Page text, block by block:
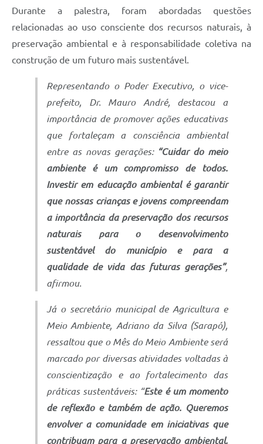
Durante a palestra, foram abordadas questões
relacionadas ao uso consciente dos recursos naturais, à
preservação ambiental e à responsabilidade coletiva na
construção de um futuro mais sustentável.
Representando o Poder Executivo, o vice-
prefeito, Dr. Mauro André, destacou a
importância de promover ações educativas
que fortaleçam a consciência ambiental
entre as novas gerações: “Cuidar do meio
ambiente é um compromisso de todos.
Investir em educação ambiental é garantir
que nossas crianças e jovens compreendam
a importância da preservação dos recursos
naturais para o desenvolvimento
sustentável do município e para a
qualidade de vida das futuras gerações”,
afirmou.
Já o secretário municipal de Agricultura e
Meio Ambiente, Adriano da Silva (Sarapó),
ressaltou que o Mês do Meio Ambiente será
marcado por diversas atividades voltadas à
conscientização e ao fortalecimento das
práticas sustentáveis: “Este é um momento
de reflexão e também de ação. Queremos
envolver a comunidade em iniciativas que
contribuam para a preservação ambiental,